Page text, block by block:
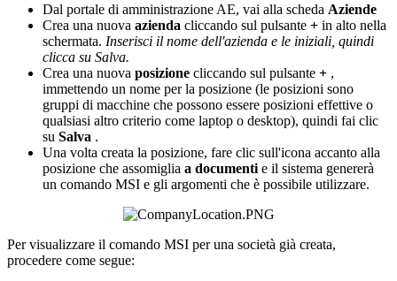
Dal portale di amministrazione AE, vai alla scheda Aziende
Crea una nuova azienda cliccando sul pulsante + in alto nella
schermata. Inserisci il nome dell'azienda e le iniziali quindi
clicca su Salva.
Crea una nuova posizione cliccando sul pulsante + ,
immettendo un nome per la posizione (le posizioni sono
gruppi di macchine che possono essere posizioni effettive o
qualsiasi altro criterio come laptop o desktop), quindi fai clic
su Salva .
Una volta creata la posizione, fare clic sull'icona accanto alla
posizione che assomiglia a documenti e il sistema genererà
un comando MSI e gli argomenti che è possibile utilizzare.
Per visualizzare il comando MSI per una società già creata,
procedere come segue: